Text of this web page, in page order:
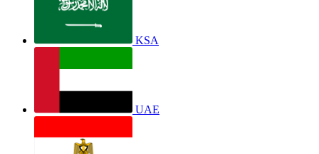
KSA
UAE